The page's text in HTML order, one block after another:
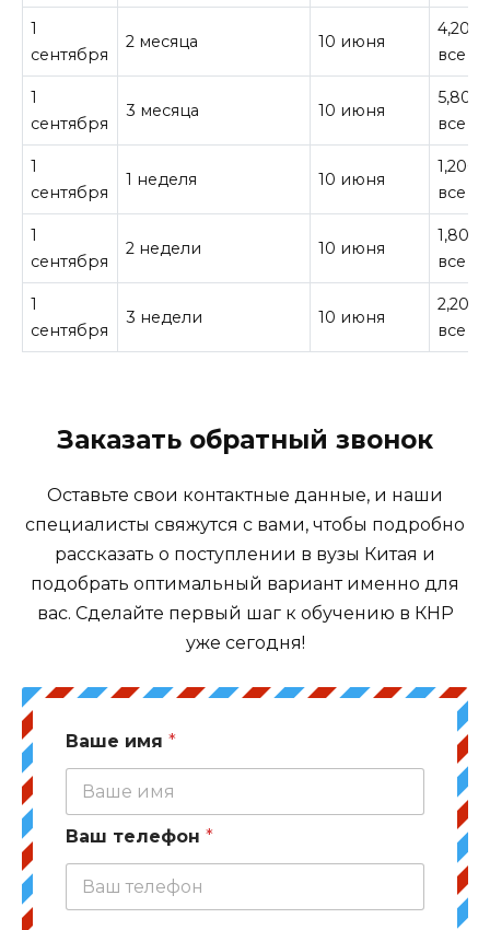
1
сентября
2 месяца 10 июня
все
1
сентября
3 месяца 10 июня
все
1
сентября
1 неделя 10 июня
все
1
сентября
2 недели 10 июня
все
1
сентября
3 недели 10 июня
все
Заказать обратный звонок
Оставьте свои контактные данные, и наши
специалисты свяжутся с вами, чтобы подробно
рассказать о поступлении в вузы Китая и
подобрать оптимальный вариант именно для
вас. Сделайте первый шаг к обучению в КНР
уже сегодня!
Ваше имя *
Ваш телефон *